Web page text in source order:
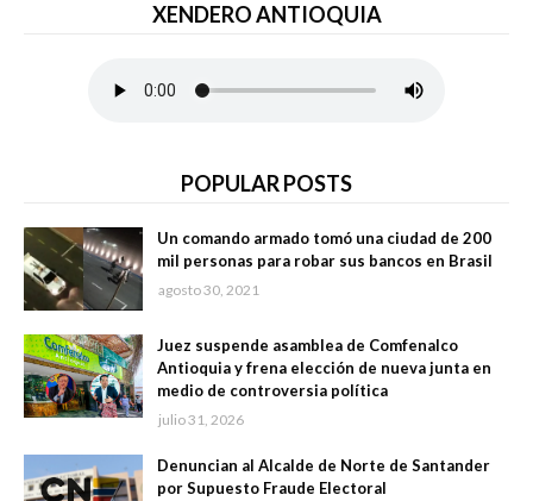
XENDERO ANTIOQUIA
POPULAR POSTS
Un comando armado tomó una ciudad de 200
mil personas para robar sus bancos en Brasil
agosto 30, 2021
Juez suspende asamblea de Comfenalco
Antioquia y frena elección de nueva junta en
medio de controversia política
julio 31, 2026
Denuncian al Alcalde de Norte de Santander
por Supuesto Fraude Electoral